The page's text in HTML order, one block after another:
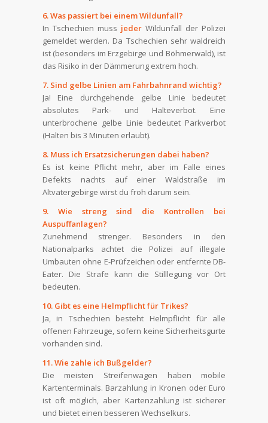
6. Was passiert bei einem Wildunfall?
In Tschechien muss jeder Wildunfall der Polizei
gemeldet werden. Da Tschechien sehr waldreich
ist (besonders im Erzgebirge und Böhmerwald), ist
das Risiko in der Dämmerung extrem hoch.
7. Sind gelbe Linien am Fahrbahnrand wichtig?
Ja! Eine durchgehende gelbe Linie bedeutet
absolutes Park- und Halteverbot. Eine
unterbrochene gelbe Linie bedeutet Parkverbot
(Halten bis 3 Minuten erlaubt).
8. Muss ich Ersatzsicherungen dabei haben?
Es ist keine Pflicht mehr, aber im Falle eines
Defekts nachts auf einer Waldstraße im
Altvatergebirge wirst du froh darum sein.
9. Wie streng sind die Kontrollen bei
Auspuffanlagen?
Zunehmend strenger. Besonders in den
Nationalparks achtet die Polizei auf illegale
Umbauten ohne E-Prüfzeichen oder entfernte DB-
Eater. Die Strafe kann die Stilllegung vor Ort
bedeuten.
10. Gibt es eine Helmpflicht für Trikes?
Ja, in Tschechien besteht Helmpflicht für alle
offenen Fahrzeuge, sofern keine Sicherheitsgurte
vorhanden sind.
11. Wie zahle ich Bußgelder?
Die meisten Streifenwagen haben mobile
Kartenterminals. Barzahlung in Kronen oder Euro
ist oft möglich, aber Kartenzahlung ist sicherer
und bietet einen besseren Wechselkurs.